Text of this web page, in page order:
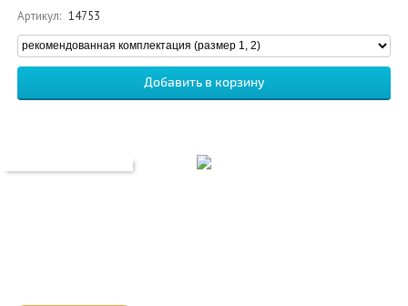
Артикул: 14753